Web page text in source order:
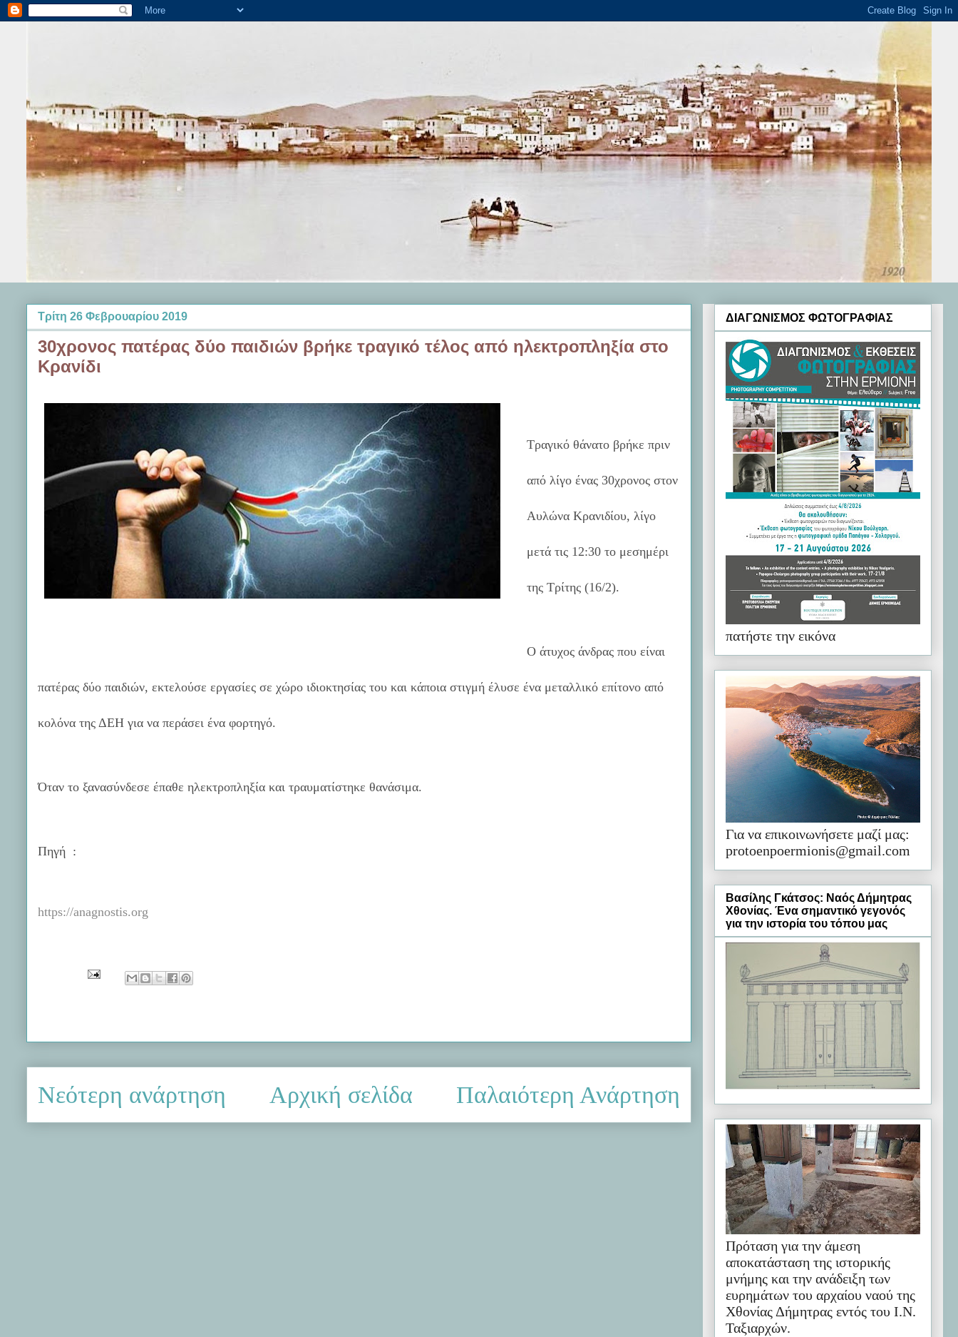
Τρίτη 26 Φεβρουαρίου 2019
30χρονος πατέρας δύο παιδιών βρήκε τραγικό τέλος από ηλεκτροπληξία στο
Κρανίδι
Τραγικό θάνατο βρήκε πριν
από λίγο ένας 30χρονος στον
Αυλώνα Κρανιδίου, λίγο
μετά τις 12:30 το μεσημέρι
της Τρίτης (16/2).
Ο άτυχος άνδρας που είναι
πατέρας δύο παιδιών, εκτελούσε εργασίες σε χώρο ιδιοκτησίας του και κάποια στιγμή έλυσε ένα μεταλλικό επίτονο από
κολόνα της ΔΕΗ για να περάσει ένα φορτηγό.
Όταν το ξανασύνδεσε έπαθε ηλεκτροπληξία και τραυματίστηκε θανάσιμα.
Πηγή :
https://anagnostis.org
Νεότερη ανάρτηση Παλαιότερη Ανάρτηση
Αρχική σελίδα
ΔΙΑΓΩΝΙΣΜΟΣ ΦΩΤΟΓΡΑΦΙΑΣ
πατήστε την εικόνα
Για να επικοινωνήσετε μαζί μας:
protoenpoermionis@gmail.com
Βασίλης Γκάτσος: Ναός Δήμητρας
Χθονίας. Ένα σημαντικό γεγονός
για την ιστορία του τόπου μας
Πρόταση για την άμεση
αποκατάσταση της ιστορικής
μνήμης και την ανάδειξη των
ευρημάτων του αρχαίου ναού της
Χθονίας Δήμητρας εντός του Ι.Ν.
Ταξιαρχών.